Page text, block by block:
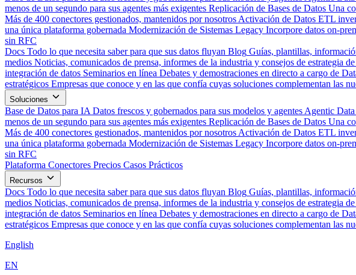
menos de un segundo para sus agentes más exigentes Replicación de Bases de Datos Una
Más de 400 conectores gestionados, mantenidos por nosotros Activación de Datos ETL
una única plataforma gobernada Modernización de Sistemas Legacy Incorpore datos on-
sin RFC
Docs Todo lo que necesita saber para que sus datos fluyan Blog Guías, plantillas,
medios Noticias, comunicados de prensa, informes de la industria y consejos de estrategia
integración de datos Seminarios en línea Debates y demostraciones en directo a cargo de
estratégicos Empresas que conoce y en las que confía cuyas soluciones complementan las
Soluciones
Base de Datos para IA Datos frescos y gobernados para sus modelos y agentes Agentic
menos de un segundo para sus agentes más exigentes Replicación de Bases de Datos Una
Más de 400 conectores gestionados, mantenidos por nosotros Activación de Datos ETL
una única plataforma gobernada Modernización de Sistemas Legacy Incorpore datos on-
sin RFC
Plataforma Conectores Precios Casos Prácticos
Recursos
Docs Todo lo que necesita saber para que sus datos fluyan Blog Guías, plantillas,
medios Noticias, comunicados de prensa, informes de la industria y consejos de estrategia
integración de datos Seminarios en línea Debates y demostraciones en directo a cargo de
estratégicos Empresas que conoce y en las que confía cuyas soluciones complementan las
English
EN